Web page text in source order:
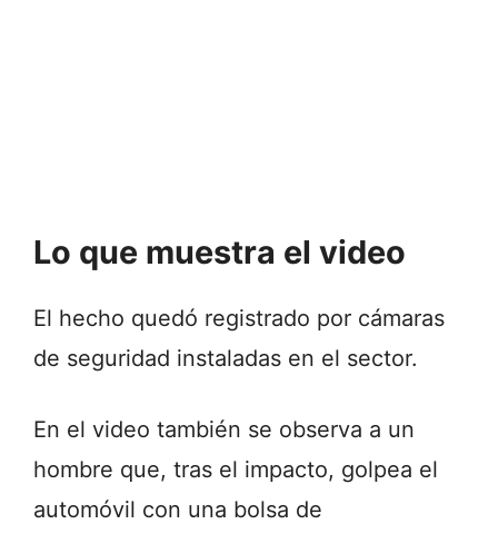
Lo que muestra el video
El hecho quedó registrado por cámaras
de seguridad instaladas en el sector.
En el video también se observa a un
hombre que, tras el impacto, golpea el
automóvil con una bolsa de